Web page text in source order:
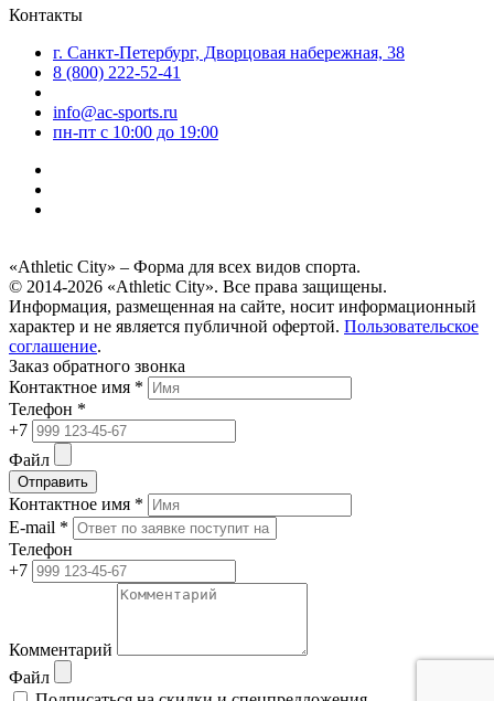
Контакты
г. Санкт-Петербург, Дворцовая набережная, 38
8 (800) 222-52-41
info@ac-sports.ru
пн-пт c 10:00 до 19:00
«Athletic City» – Форма для всех видов спорта.
© 2014-2026 «Athletic City». Все права защищены.
Информация, размещенная на сайте, носит информационный
характер и не является публичной офертой. Пользовательское
соглашение.
Заказ обратного звонка
Контактное имя *
Телефон *
+7
Файл
Отправить
Контактное имя *
E-mail *
Телефон
+7
Комментарий
Файл